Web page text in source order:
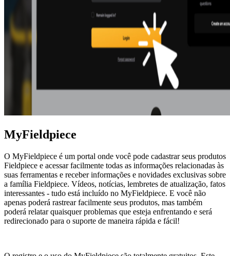
MyFieldpiece
O MyFieldpiece é um portal onde você pode cadastrar seus produtos
Fieldpiece e acessar facilmente todas as informações relacionadas às
suas ferramentas e receber informações e novidades exclusivas sobre
a família Fieldpiece. Vídeos, notícias, lembretes de atualização, fatos
interessantes - tudo está incluído no MyFieldpiece. E você não
apenas poderá rastrear facilmente seus produtos, mas também
poderá relatar quaisquer problemas que esteja enfrentando e será
redirecionado para o suporte de maneira rápida e fácil!